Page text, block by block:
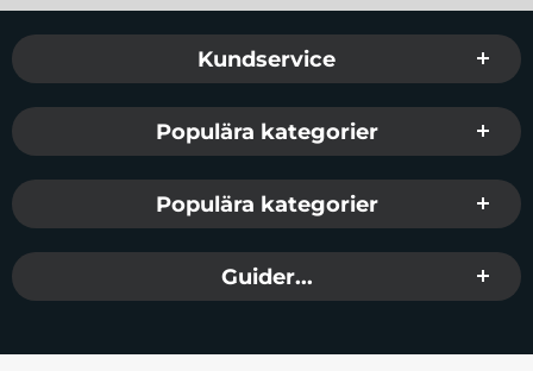
Sidfot Blandad info och länkar
Kundservice
Populära kategorier
Populära kategorier
Guider...